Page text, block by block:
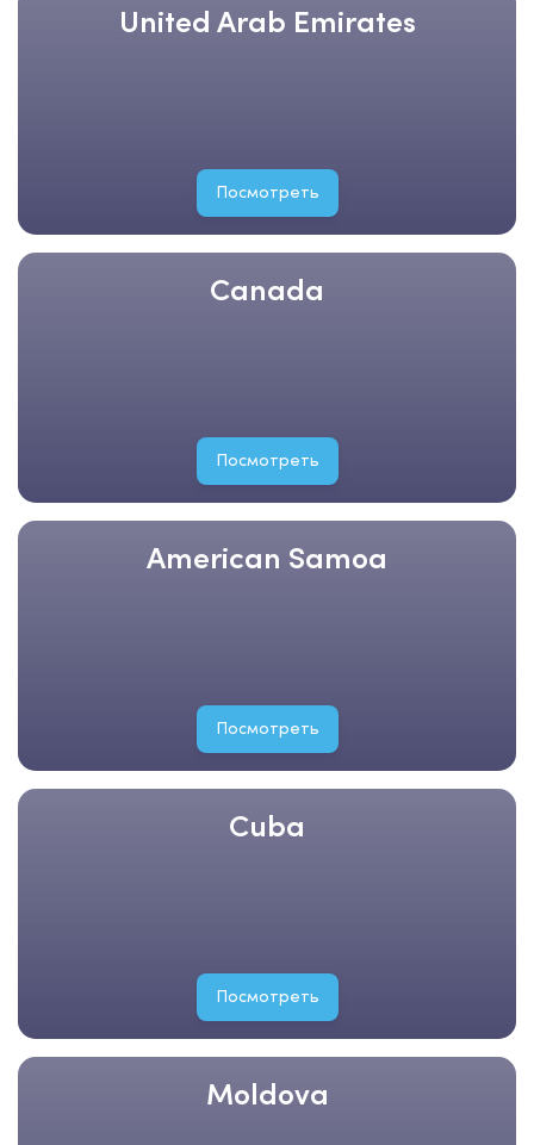
United Arab Emirates
Посмотреть
Canada
Посмотреть
American Samoa
Посмотреть
Cuba
Посмотреть
Moldova